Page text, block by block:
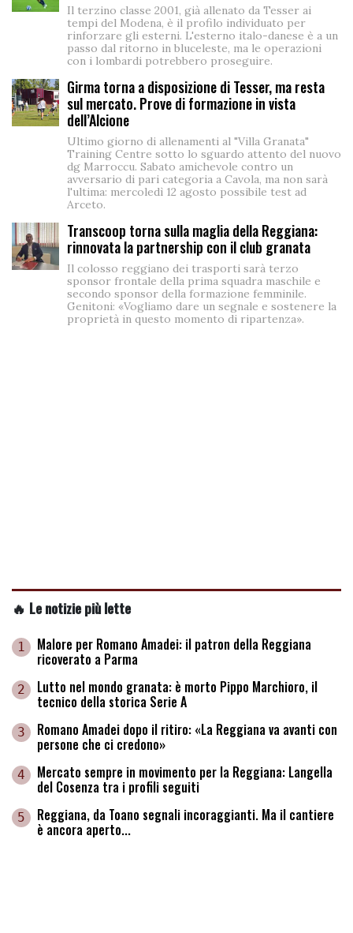
Il terzino classe 2001, già allenato da Tesser ai
tempi del Modena, è il profilo individuato per
rinforzare gli esterni. L'esterno italo-danese è a un
passo dal ritorno in bluceleste, ma le operazioni
con i lombardi potrebbero proseguire.
Girma torna a disposizione di Tesser, ma resta
sul mercato. Prove di formazione in vista
dell’Alcione
Ultimo giorno di allenamenti al "Villa Granata"
Training Centre sotto lo sguardo attento del nuovo
dg Marroccu. Sabato amichevole contro un
avversario di pari categoria a Cavola, ma non sarà
l'ultima: mercoledì 12 agosto possibile test ad
Arceto.
Transcoop torna sulla maglia della Reggiana:
rinnovata la partnership con il club granata
Il colosso reggiano dei trasporti sarà terzo
sponsor frontale della prima squadra maschile e
secondo sponsor della formazione femminile.
Genitoni: «Vogliamo dare un segnale e sostenere la
proprietà in questo momento di ripartenza».
🔥 Le notizie più lette
1 Malore per Romano Amadei: il patron della Reggiana
ricoverato a Parma
2 Lutto nel mondo granata: è morto Pippo Marchioro, il
tecnico della storica Serie A
3 Romano Amadei dopo il ritiro: «La Reggiana va avanti con
persone che ci credono»
4 Mercato sempre in movimento per la Reggiana: Langella
del Cosenza tra i profili seguiti
5 Reggiana, da Toano segnali incoraggianti. Ma il cantiere
è ancora aperto...